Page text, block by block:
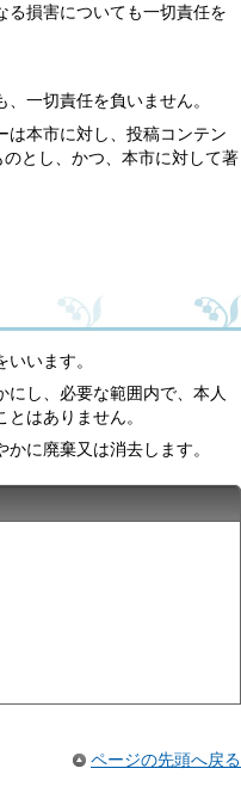
る損害についても一切責任を
一切責任を負いません。
は本市に対し、投稿コンテン
とし、かつ、本市に対して著
います。
し、必要な範囲内で、本人
はありません。
に廃棄又は消去します。
ページの先頭へ戻る